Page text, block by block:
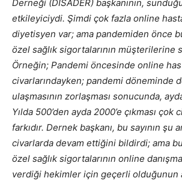
Derneği (DİSADER) başkanının,
etkileyiciydi. Şimdi çok fazla online
diyetisyen var; ama pandemiden önce
özel sağlık sigortalarının müşterilerine
Örneğin; Pandemi öncesinde online
civarlarındayken; pandemi döneminde
ulaşmasının zorlaşması sonucunda,
Yılda 500’den ayda 2000’e çıkması çok
farkıdır. Dernek başkanı, bu sayının şu
civarlarda devam ettiğini bildirdi; ama
özel sağlık sigortalarının online
verdiği hekimler için geçerli olduğunun